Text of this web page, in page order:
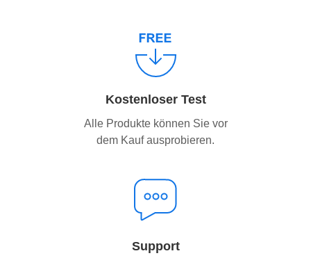
Kostenloser Test
Alle Produkte können Sie vor
dem Kauf ausprobieren.
Support